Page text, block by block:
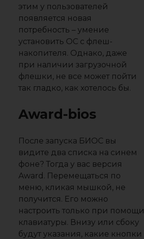
этим у пользователей
появляется новая
потребность – умение
установить ОС с флеш-
накопителя. Однако, даже
при наличии загрузочной
флешки, не все может пойти
так гладко, как хотелось бы.
Award-bios
После запуска БИОС вы
видите два списка на синем
фоне? Тогда у вас версия
Award. Перемещаться по
меню, кликая мышкой, не
получится. Его можно
настроить только при помощи
клавиатуры. Внизу или сбоку
будут указания, какие кнопки